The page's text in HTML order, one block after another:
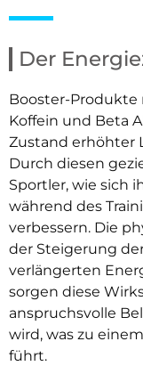
Der
Booster-Produkte
Koffein und Beta
Zustand erhöhter
Durch diesen
Sportler, wie sich
während des
verbessern. Die
der Steigerung
verlängerten
sorgen diese
anspruchsvolle
wird, was zu
führt.